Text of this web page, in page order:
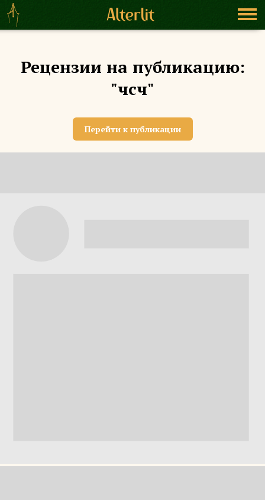
Рецензии на публикацию:
"чсч"
Перейти к публикации